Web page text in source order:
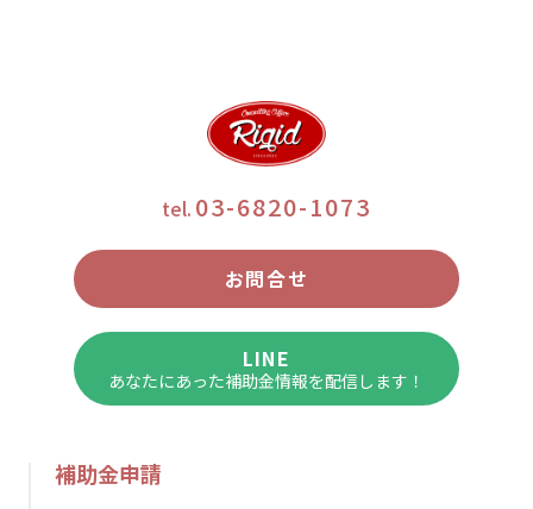
tel. 03-6820-1073
お問合せ
LINE
あなたにあった補助金情報を配信します！
補助金申請